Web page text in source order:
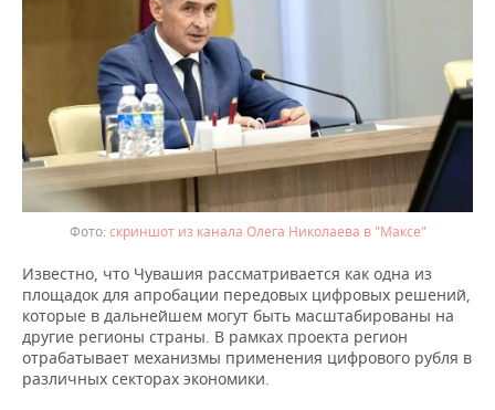
скриншот из канала Олега Николаева в "Максе"
Известно, что Чувашия рассматривается как одна из
площадок для апробации передовых цифровых решений,
которые в дальнейшем могут быть масштабированы на
другие регионы страны. В рамках проекта регион
отрабатывает механизмы применения цифрового рубля в
различных секторах экономики.